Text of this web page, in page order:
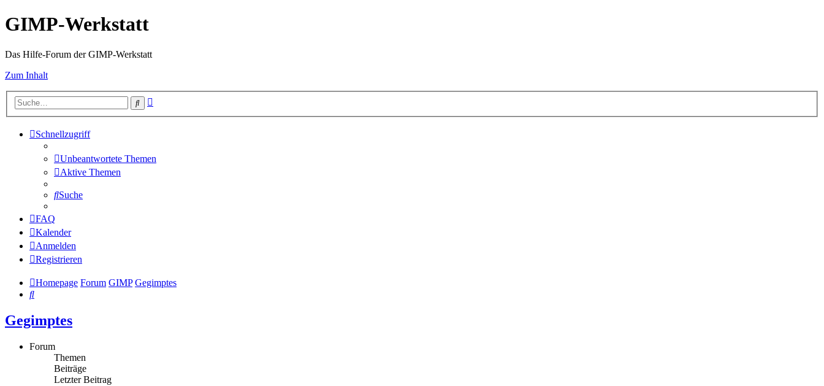
GIMP-Werkstatt
Das Hilfe-Forum der GIMP-Werkstatt
Zum Inhalt
Suche
Schnellzugriff
Unbeantwortete Themen
Aktive Themen
Suche
FAQ
Kalender
Anmelden
Registrieren
Homepage Forum GIMP Gegimptes
Suche
Gegimptes
Forum
Themen
Beiträge
Letzter Beitrag